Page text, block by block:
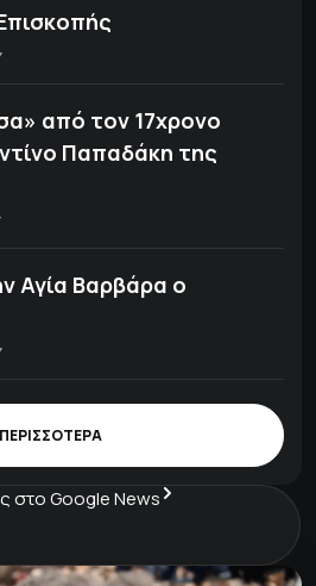
από τον 17χρονο
Παπαδάκη της
Αγία Βαρβάρα ο
ΠΕΡΙΣΣΟΤΕΡΑ
στο Google News